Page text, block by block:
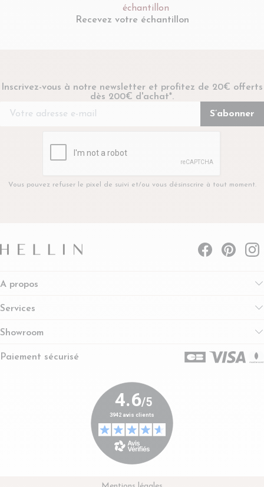
Recevez votre échantillon
Inscrivez-vous à notre newsletter et profitez de 20€ offerts
dès 200€ d'achat*.
Vous pouvez refuser le pixel de suivi et/ou vous désinscrire à tout moment.
A propos
Services
Showroom
Paiement sécurisé